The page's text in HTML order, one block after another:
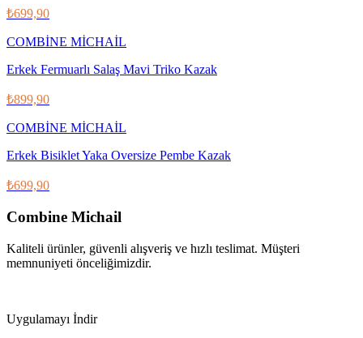
₺699,90
COMBİNE MİCHAİL
Erkek Fermuarlı Salaş Mavi Triko Kazak
₺899,90
COMBİNE MİCHAİL
Erkek Bisiklet Yaka Oversize Pembe Kazak
₺699,90
Combine Michail
Kaliteli ürünler, güvenli alışveriş ve hızlı teslimat. Müşteri
memnuniyeti önceliğimizdir.
Uygulamayı İndir